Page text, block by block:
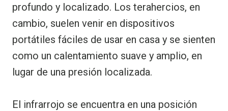
profundo y localizado. Los terahercios, en
cambio, suelen venir en dispositivos
portátiles fáciles de usar en casa y se sienten
como un calentamiento suave y amplio, en
lugar de una presión localizada.
El infrarrojo se encuentra en una posición